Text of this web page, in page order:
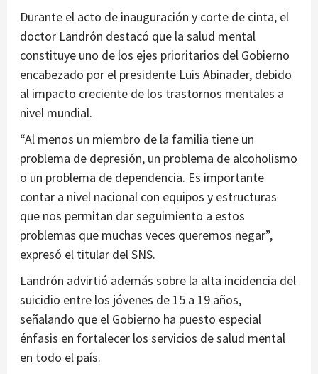
Durante el acto de inauguración y corte de cinta, el
doctor Landrón destacó que la salud mental
constituye uno de los ejes prioritarios del Gobierno
encabezado por el presidente Luis Abinader, debido
al impacto creciente de los trastornos mentales a
nivel mundial.
“Al menos un miembro de la familia tiene un
problema de depresión, un problema de alcoholismo
o un problema de dependencia. Es importante
contar a nivel nacional con equipos y estructuras
que nos permitan dar seguimiento a estos
problemas que muchas veces queremos negar”,
expresó el titular del SNS.
Landrón advirtió además sobre la alta incidencia del
suicidio entre los jóvenes de 15 a 19 años,
señalando que el Gobierno ha puesto especial
énfasis en fortalecer los servicios de salud mental
en todo el país.